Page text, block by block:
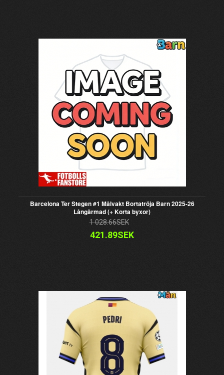
Barcelona Ter Stegen #1 Målvakt Bortatröja Barn 2025-26
Långärmad (+ Korta byxor)
1 028.66SEK
421.89SEK